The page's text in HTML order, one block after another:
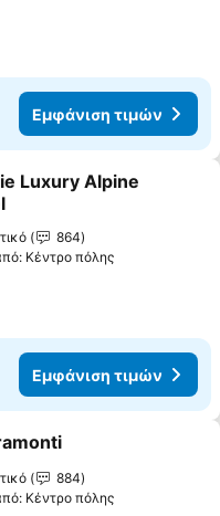
Εμφάνιση τιμών
στα αγαπημένα
Luxury Alpine
864
Κέντρο πόλης
Εμφάνιση τιμών
στα αγαπημένα
884
Κέντρο πόλης